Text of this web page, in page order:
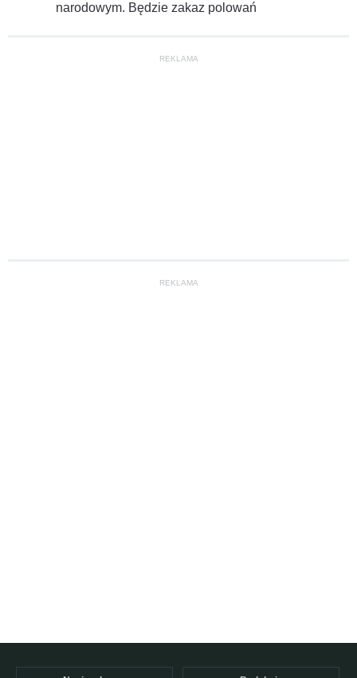
narodowym. Będzie zakaz polowań
REKLAMA
REKLAMA